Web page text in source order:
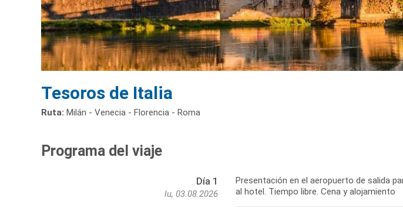
Tesoros de Italia
Ruta: Milán - Venecia - Florencia - Roma
Programa del viaje
Día 1
lu, 03.08.2026
Presentación en el aeropuerto de salida
al hotel. Tiempo libre. Cena y alojamiento